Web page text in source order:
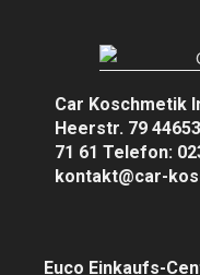
Car Koschmetik
Heerstr. 79
71 61 Telefon:
kontakt@car-
Euco Einkaufs-